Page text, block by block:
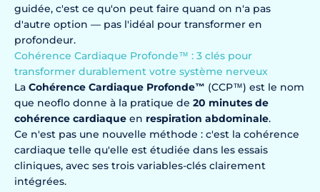
guidée, c'est ce qu'on peut faire quand on n'a pas
d'autre option — pas l'idéal pour transformer en
profondeur.
Cohérence Cardiaque Profonde™ : 3 clés pour
transformer durablement votre système nerveux
La Cohérence Cardiaque Profonde™ (CCP™) est le nom
que neoflo donne à la pratique de 20 minutes de
cohérence cardiaque en respiration abdominale.
Ce n'est pas une nouvelle méthode : c'est la cohérence
cardiaque telle qu'elle est étudiée dans les essais
cliniques, avec ses trois variables-clés clairement
intégrées.